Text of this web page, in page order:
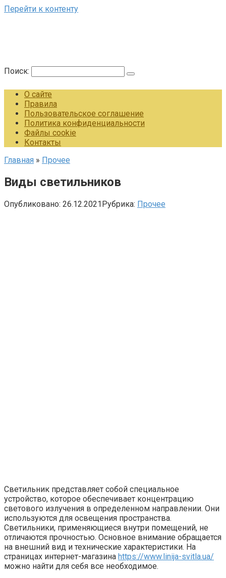
Перейти к контенту
Поиск:
О сайте
Правила
Пользовательское соглашение
Политика конфиденциальности
Файлы cookie
Контакты
Главная » Прочее
Виды светильников
Опубликовано: 26.12.2021Рубрика: Прочее
Светильник представляет собой специальное
устройство, которое обеспечивает концентрацию
светового излучения в определенном направлении. Они
используются для освещения пространства.
Светильники, применяющиеся внутри помещений, не
отличаются прочностью. Основное внимание обращается
на внешний вид и технические характеристики. На
страницах интернет-магазина https://www.linija-svitla.ua/
можно найти для себя все необходимое.